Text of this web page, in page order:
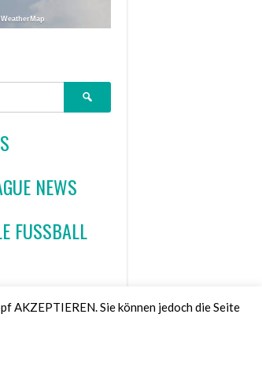
Suchen
NEWS
FUSSBALL
AKZEPTIEREN. Sie können jedoch die Seite